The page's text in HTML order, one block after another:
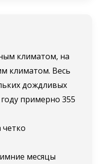
климатом, на
климатом. Весь
дождливых
примерно 355
месяцы